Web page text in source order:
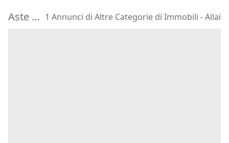
Aste di Altre Categorie di Immobili Allai 1 Annunci di Altre Categorie di Immobili - Allai